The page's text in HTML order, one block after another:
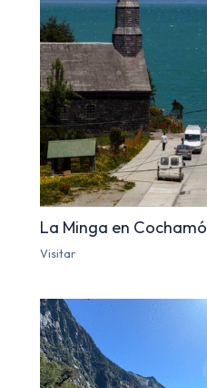
La Minga en Cochamó
Visitar